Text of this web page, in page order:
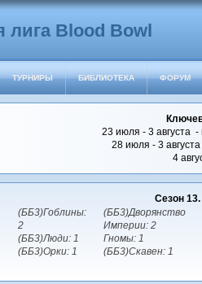
ТУРНИРЫ БИБЛИОТЕКА ФОРУМ
23 июля - 3 августа -
28 июля - 3
4
Сезон 13.
(ББ3)Гоблины:
2
(ББ3)Люди: 1
(ББ3)Орки: 1
(ББ3)Дворянство
Империи: 2
Гномы: 1
(ББ3)Скавен: 1